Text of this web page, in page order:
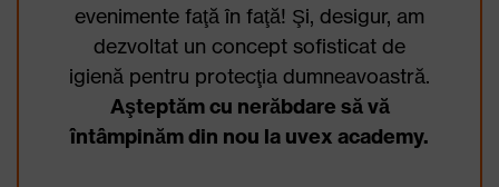
evenimente faţă în faţă! Şi, desigur, am
dezvoltat un concept sofisticat de
igienă pentru protecţia dumneavoastră.
Aşteptăm cu nerăbdare să vă
întâmpinăm din nou la uvex academy.